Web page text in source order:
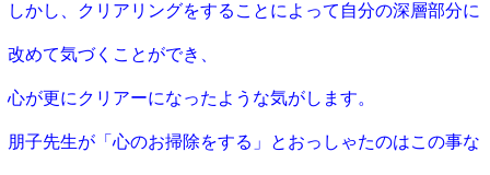
しかし、クリアリングをすることによって自分の深層部分に
改めて気づくことができ、
心が更にクリアーになったような気がします。
朋子先生が「心のお掃除をする」とおっ しゃたのはこの事な